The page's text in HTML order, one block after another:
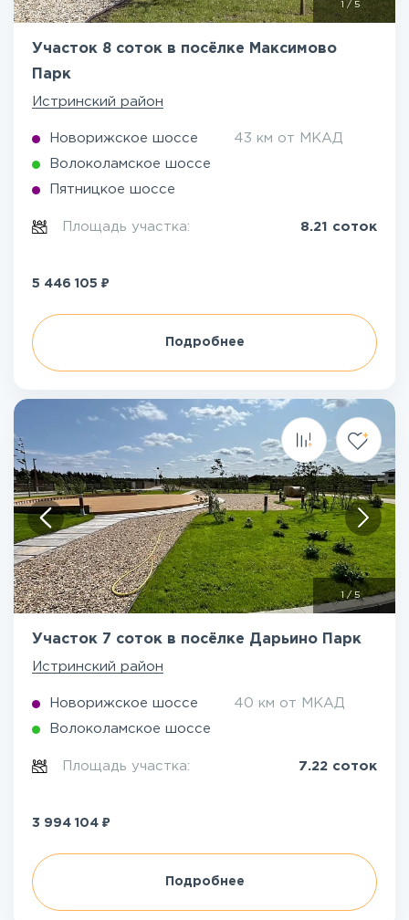
/ 5
Участок 8 соток в посёлке Максимово
Парк
Истринский район
Новорижское шоссе 43 км от МКАД
Волоколамское шоссе
Пятницкое шоссе
Площадь участка: 8.21 соток
5 446 105 ₽
Подробнее
1 /5
Участок 7 соток в посёлке Дарьино Парк
Истринский район
Новорижское шоссе 40 км от МКАД
Волоколамское шоссе
Площадь участка: 7.22 соток
3 994 104 ₽
Подробнее